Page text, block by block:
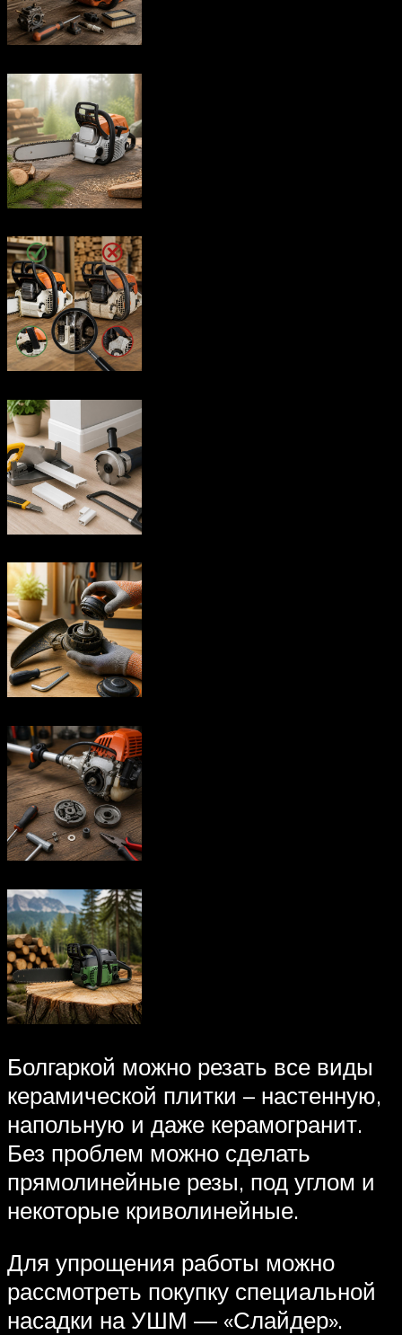
Болгаркой можно резать все виды
керамической плитки – настенную,
напольную и даже керамогранит.
Без проблем можно сделать
прямолинейные резы, под углом и
некоторые криволинейные.
Для упрощения работы можно
рассмотреть покупку специальной
насадки на УШМ — «Слайдер».